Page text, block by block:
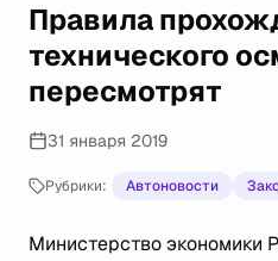
Правила
технического
пересмотрят
31 января 2019
Рубрики: Автоновости
Министерство экономики